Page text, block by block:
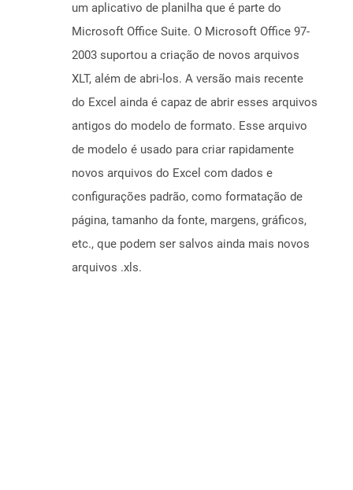
um aplicativo de planilha que é parte do
Microsoft Office Suite. O Microsoft Office 97-
2003 suportou a criação de novos arquivos
XLT, além de abri-los. A versão mais recente
do Excel ainda é capaz de abrir esses arquivos
antigos do modelo de formato. Esse arquivo
de modelo é usado para criar rapidamente
novos arquivos do Excel com dados e
configurações padrão, como formatação de
página, tamanho da fonte, margens, gráficos,
etc., que podem ser salvos ainda mais novos
arquivos .xls.